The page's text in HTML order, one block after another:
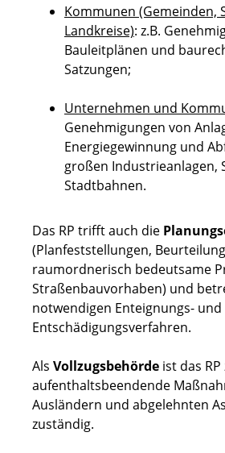
Kommunen (Gemeinden,
Landkreise): z.B.
Bauleitplänen und
Satzungen;
Unternehmen und
Genehmigungen von
Energiegewinnung und
großen Industrieanlagen,
Stadtbahnen.
Das RP trifft auch die
(Planfeststellungen,
raumordnerisch bedeutsame
Straßenbauvorhaben) und
notwendigen Enteignungs- und
Entschädigungsverfahren.
Als Vollzugsbehörde ist das
aufenthaltsbeendende
Ausländern und abgelehnten
zuständig.